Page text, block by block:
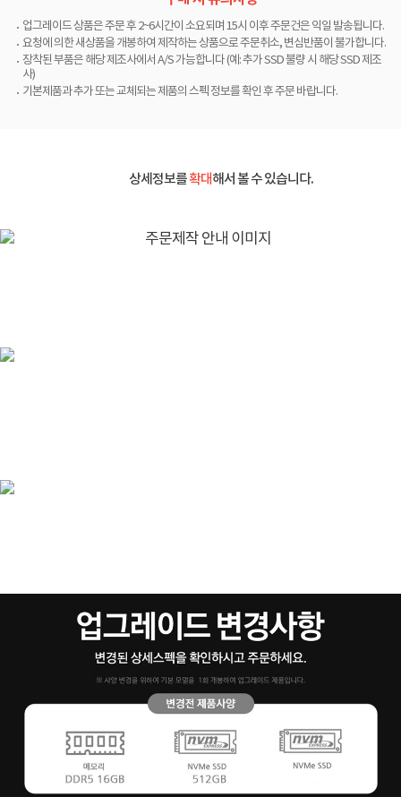
업그레이드 상품은 주문 후 2~6시간이 소요되며 15시 이후 주문건은 익일 발송됩니다.
요청에 의한 새상품을 개봉하여 제작하는 상품으로 주문취소, 변심반품이 불가합니다.
장착된 부품은 해당 제조사에서 A/S 가능합니다 (예: 추가 SSD 불량 시 해당 SSD 제조
사)
기본제품과 추가 또는 교체되는 제품의 스펙 정보를 확인 후 주문 바랍니다.
상세정보를확대해서 볼 수 있습니다.